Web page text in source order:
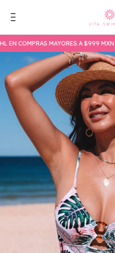
MAYORES A $999 MXN 🌸